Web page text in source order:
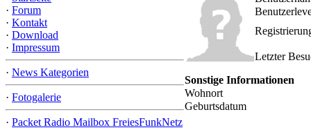
· Forum
· Kontakt
· Download
· Impressum
· News Kategorien
· Fotogalerie
· Packet Radio Mailbox FreiesFunkNetz
Letzter
Sonstige Informationen
Wohnort
Geburtsdatum